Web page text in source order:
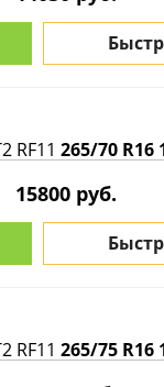
RF11 265/70 R16
15800 руб.
RF11 265/75 R16